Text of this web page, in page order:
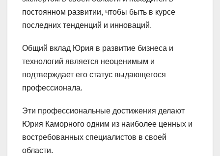
постоянном развитии, чтобы быть в курсе
последних тенденций и инноваций.
Общий вклад Юрия в развитие бизнеса и
технологий является неоценимым и
подтверждает его статус выдающегося
профессионала.
Эти профессиональные достижения делают
Юрия Каморного одним из наиболее ценных и
востребованных специалистов в своей
области.